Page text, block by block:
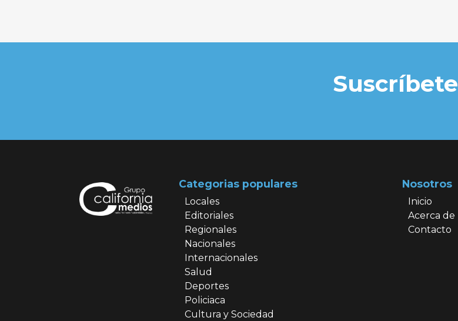
Suscríbete
Categorias populares
Locales
Editoriales
Regionales
Nacionales
Internacionales
Salud
Deportes
Policiaca
Cultura y Sociedad
Nosotros
Inicio
Acerca de
Contacto